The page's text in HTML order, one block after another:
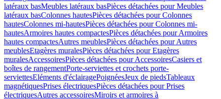
latéraux basMeubles latéraux basPièces détachées pour Meubles
latéraux basColonnes hautesPièces détachées pour Colonnes
hautesColonnes mi-hautesPièces détachées pour Colonnes mi-
hautesArmoires hautes compactesPièces détachées pour Armoires
hautes compactesAutres meublesPièces détachées pour Autres
meublesEtagères muralesPièces détachées pour Etagères
muralesAccessoiresPièces détachées pour AccessoiresCasiers et
boîtes de rangementPorte-serviettes et crochets porte-
serviettesEléments d'éclairagePoignéesJeux de piedsTableaux
magnétiquesPrises électriquesPièces détachées pour Prises
électriquesAutres accessoiresMiroirs et armoires à